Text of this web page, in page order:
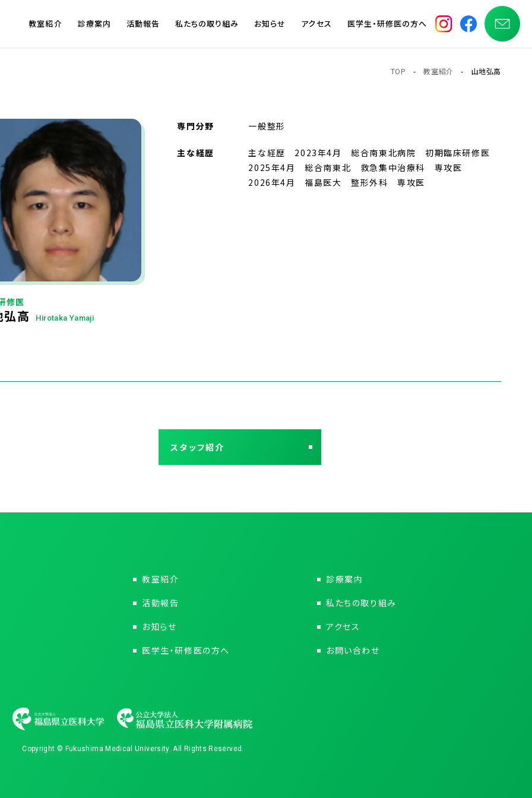
教室紹介 診療案内 活動報告 私たちの取り組み お知らせ アクセス 医学生・研修医の方へ
TOP -教室紹介 - 山地弘高
修医
弘高 Hirotaka Yamaji
専門分野 一般整形
主な経歴
主な経歴 2023年4月 総合南東北病院 初期臨床研修医
2025年4月 総合南東北 救急集中治療科 専攻医
2026年4月 福島医大 整形外科 専攻医
スタッフ紹介
教室紹介
診療案内
活動報告
私たちの取り組み
お知らせ
アクセス
医学生・研修医の方へ
お問い合わせ
Copyright © Fukushima Medical University. All Rights Reserved.